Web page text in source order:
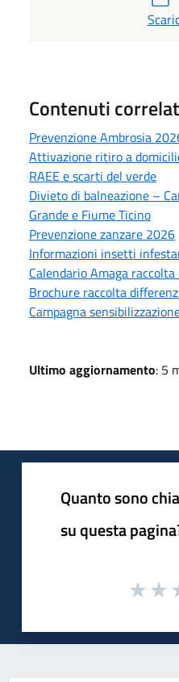
PDF
Contenuti
Prevenzione Ambrosia
Attivazione ritiro a
RAEE e scarti del verde
Divieto di balneazione –
Grande e Fiume Ticino
Prevenzione zanzare 2026
Informazioni insetti
Calendario Amaga
Brochure raccolta
Campagna
Ultimo aggiornamento: 5
Quanto sono
su questa